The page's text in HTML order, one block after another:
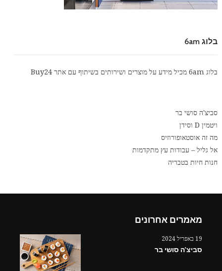
בלוג 6am
בלוג 6am מכיל מידע על מוצרים ושירותים בשיתוף עם אתר Buy24
סביצ'ה סושי בר
ויטמין D וסידן
מה זה אוסטאופורוזיס
אל גליל – עבודות עץ מתקדמות
חנות חיות בטבריה
מאמרים אחרונים
19 באפריל 2024
סביצ'ה סושי בר